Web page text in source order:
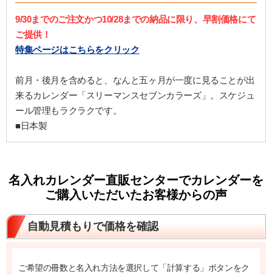
9/30までのご注文かつ10/28までの納品に限り、早割価格にて
ご提供！
特集ページはこちらをクリック
前月・後月を含めると、なんと五ヶ月が一度に見ることが出
来るカレンダー「スリーマンスセブンカラーズ」。スケジュ
ール管理もラクラクです。
■日本製
名入れカレンダー直販センターでカレンダーを
ご購入いただいたお客様からの声
自動見積もりで価格を確認
ご希望の冊数と名入れ方法を選択して「計算する」ボタンをク